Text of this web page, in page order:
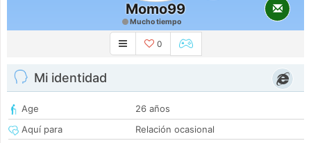
Momo99
Mucho tiempo
0
Mi identidad
Age
26 años
Aquí para
Relación ocasional